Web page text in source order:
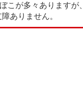
こが多々ありますが、
ありません。